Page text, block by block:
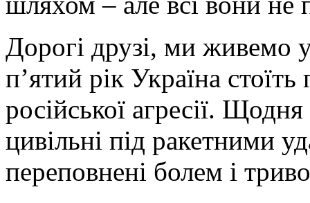
Дорогі друзі, ми живемо
п’ятий рік Україна
російської агресії.
цивільні під ракетними
переповнені болем і